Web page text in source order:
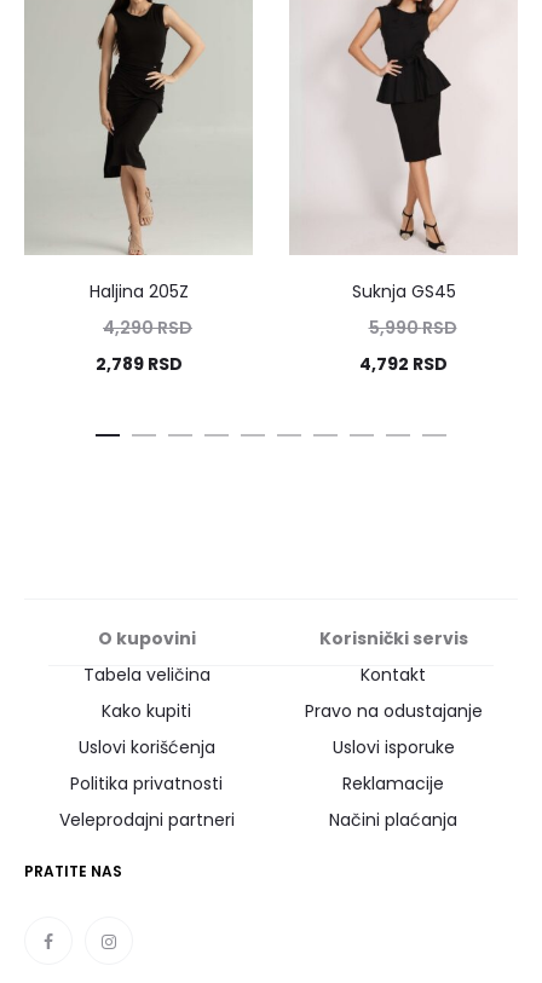
Haljina 205Z
4,290RSD
2,789 RSD
Suknja GS45
5,990RSD
4,792 RSD
O kupovini
Korisnički servis
Tabela veličina
Kontakt
Kako kupiti
Pravo na odustajanje
Uslovi korišćenja
Uslovi isporuke
Politika privatnosti
Reklamacije
Veleprodajni partneri
Načini plaćanja
PRATITE NAS